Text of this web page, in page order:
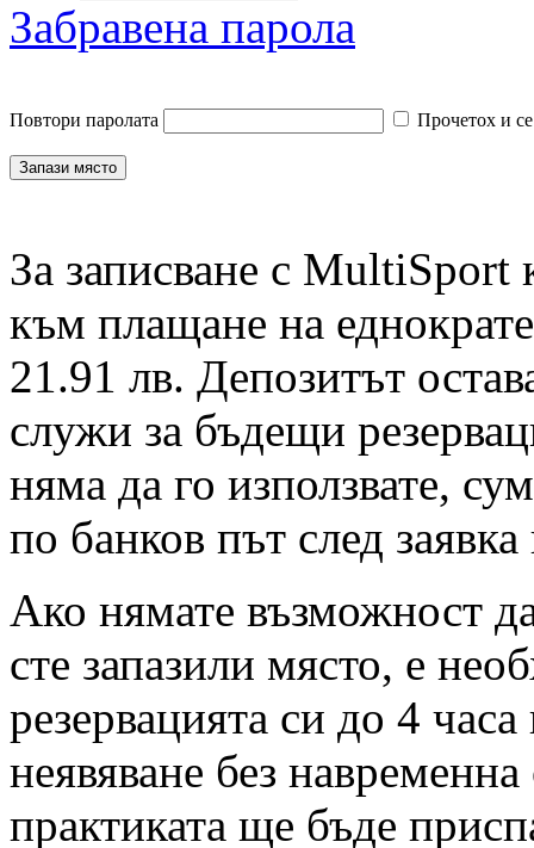
Забравена парола
Повтори паролата Прочетох и
За записване с MultiSport
към плащане на
21.91 лв. Депозитът
служи за бъдещи
няма да го използвате,
по банков път след
Ако нямате възможност
сте запазили място, е
резервацията си до 4
неявяване без
практиката ще бъде